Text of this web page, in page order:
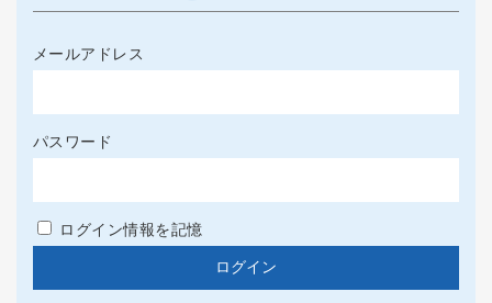
メールアドレス
パスワード
ログイン情報を記憶